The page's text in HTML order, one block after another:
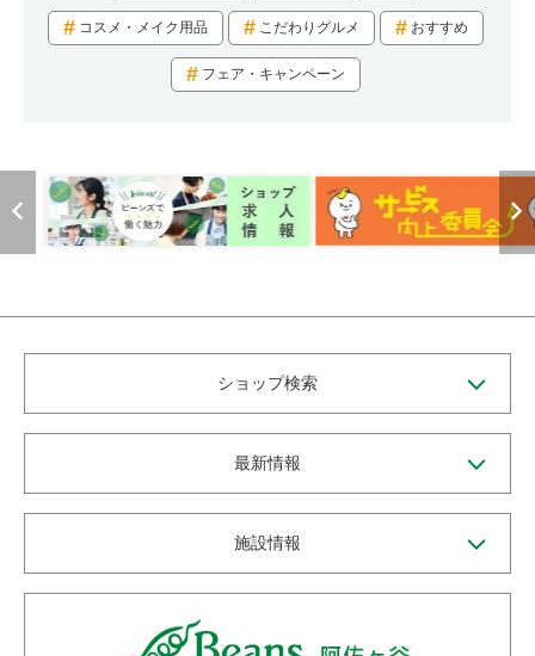
コスメ・メイク用品 こだわりグルメ おすすめ
フェア・キャンペーン
ショップ検索
最新情報
施設情報